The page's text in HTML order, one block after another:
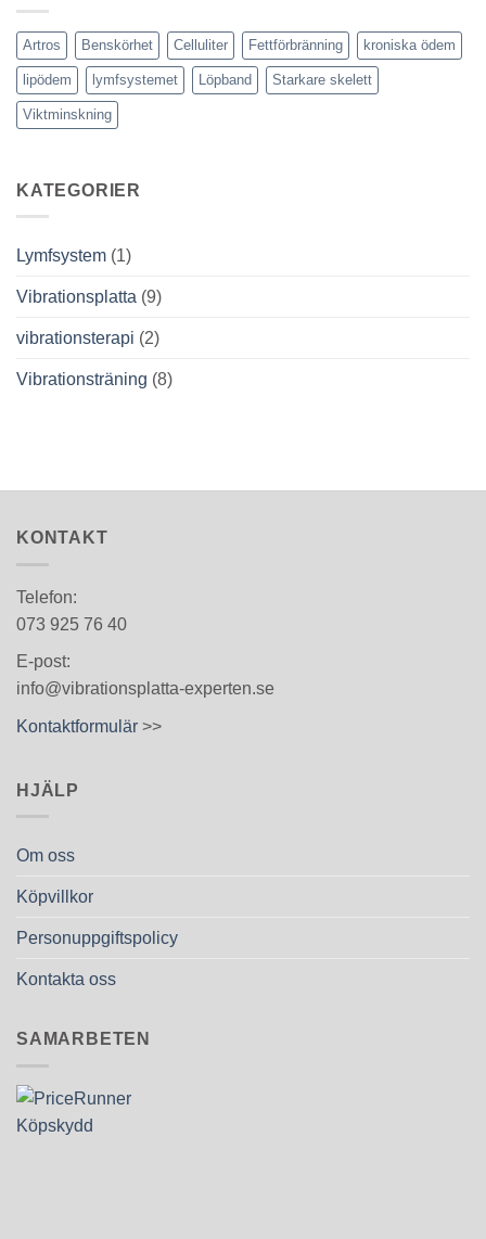
Artros Benskörhet Celluliter Fettförbränning kroniska ödem
lipödem lymfsystemet Löpband Starkare skelett
Viktminskning
KATEGORIER
Lymfsystem (1)
Vibrationsplatta (9)
vibrationsterapi (2)
Vibrationsträning (8)
KONTAKT
Telefon:
073 925 76 40
E-post:
info@vibrationsplatta-experten.se
Kontaktformulär >>
HJÄLP
Om oss
Köpvillkor
Personuppgiftspolicy
Kontakta oss
SAMARBETEN